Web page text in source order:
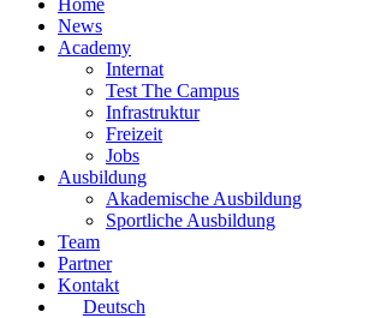
Home
News
Academy
Internat
Test The Campus
Infrastruktur
Freizeit
Jobs
Ausbildung
Akademische Ausbildung
Sportliche Ausbildung
Team
Partner
Kontakt
Deutsch